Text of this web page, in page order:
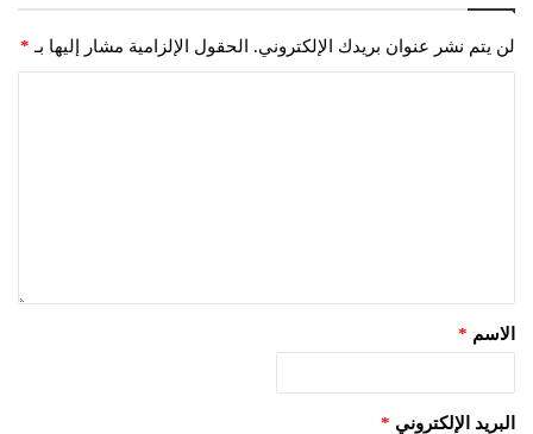
لن يتم نشر عنوان بريدك الإلكتروني. الحقول الإلزامية مشار إليها بـ *
الاسم *
البريد الإلكتروني *